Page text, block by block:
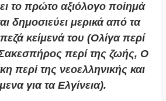
το πρώτο αξιόλογο ποίημά
δημοσιεύει μερικά από τα
κείμενά του (Ολίγα περί
περί της ζωής, Ο
περί της νεοελληνικής και
για τα Ελγίνεια).